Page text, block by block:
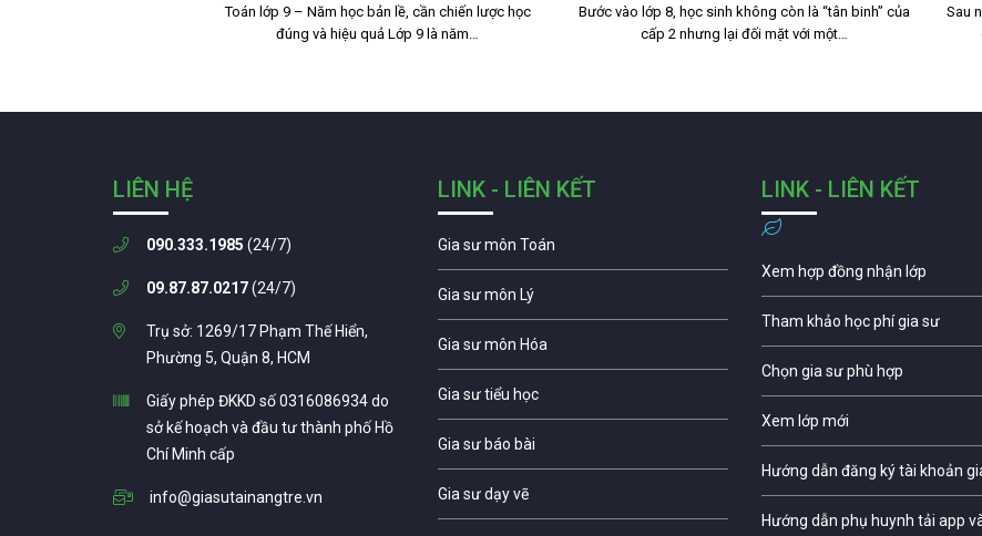
Toán lớp 9 – Năm học bản lề, cần chiến lược học
đúng và hiệu quả Lớp 9 là năm…
Bước vào lớp 8, học sinh không còn là “tân binh” của
cấp 2 nhưng lại đối mặt với một…
Sau
LIÊN HỆ
090.333.1985 (24/7)
09.87.87.0217(24/7)
Trụ sở: 1269/17 Phạm Thế Hiển,
Phường 5, Quận 8, HCM
Giấy phép ĐKKD số 0316086934 do
sở kế hoạch và đầu tư thành phố Hồ
Chí Minh cấp
info@giasutainangtre.vn
LINK - LIÊN KẾT
Gia sư môn Toán
Gia sư môn Lý
Gia sư môn Hóa
Gia sư tiểu học
Gia sư báo bài
Gia sư dạy vẽ
LINK - LIÊN KẾT
Xem hợp đồng nhận lớp
Tham khảo học phí gia sư
Chọn gia sư phù hợp
Xem lớp mới
Hướng dẫn đăng ký tài khoản
Hướng dẫn phụ huynh tải app